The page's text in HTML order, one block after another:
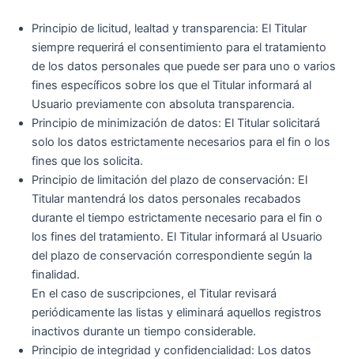
Principio de licitud, lealtad y transparencia: El Titular
siempre requerirá el consentimiento para el tratamiento
de los datos personales que puede ser para uno o varios
fines específicos sobre los que el Titular informará al
Usuario previamente con absoluta transparencia.
Principio de minimización de datos: El Titular solicitará
solo los datos estrictamente necesarios para el fin o los
fines que los solicita.
Principio de limitación del plazo de conservación: El
Titular mantendrá los datos personales recabados
durante el tiempo estrictamente necesario para el fin o
los fines del tratamiento. El Titular informará al Usuario
del plazo de conservación correspondiente según la
finalidad.
En el caso de suscripciones, el Titular revisará
periódicamente las listas y eliminará aquellos registros
inactivos durante un tiempo considerable.
Principio de integridad y confidencialidad: Los datos